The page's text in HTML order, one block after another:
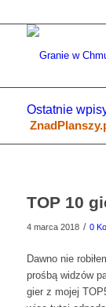
Ostatnie
TOP 10
4 marca 2018 / 0
Dawno nie
prośbą widzów
gier z mojej